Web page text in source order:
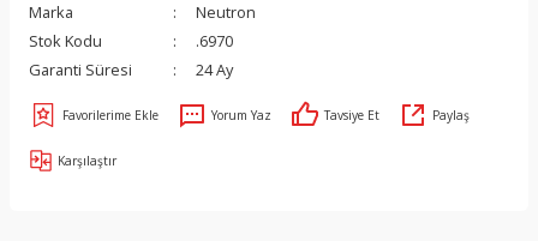
Marka
Neutron
Stok Kodu
.6970
Garanti Süresi
24 Ay
Yorum Yaz Tavsiye Et Paylaş
Karşılaştır